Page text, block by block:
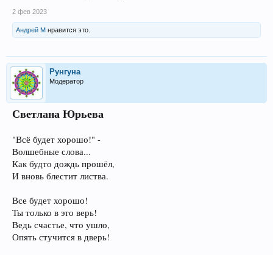
2 фев 2023
Андрей М нравится это.
Рунгуна
Модератор
Светлана Юрьева
"Всё будет хорошо!" -
Волшебные слова...
Как будто дождь прошёл,
И вновь блестит листва.
Все будет хорошо!
Ты только в это верь!
Ведь счастье, что ушло,
Опять стучится в дверь!